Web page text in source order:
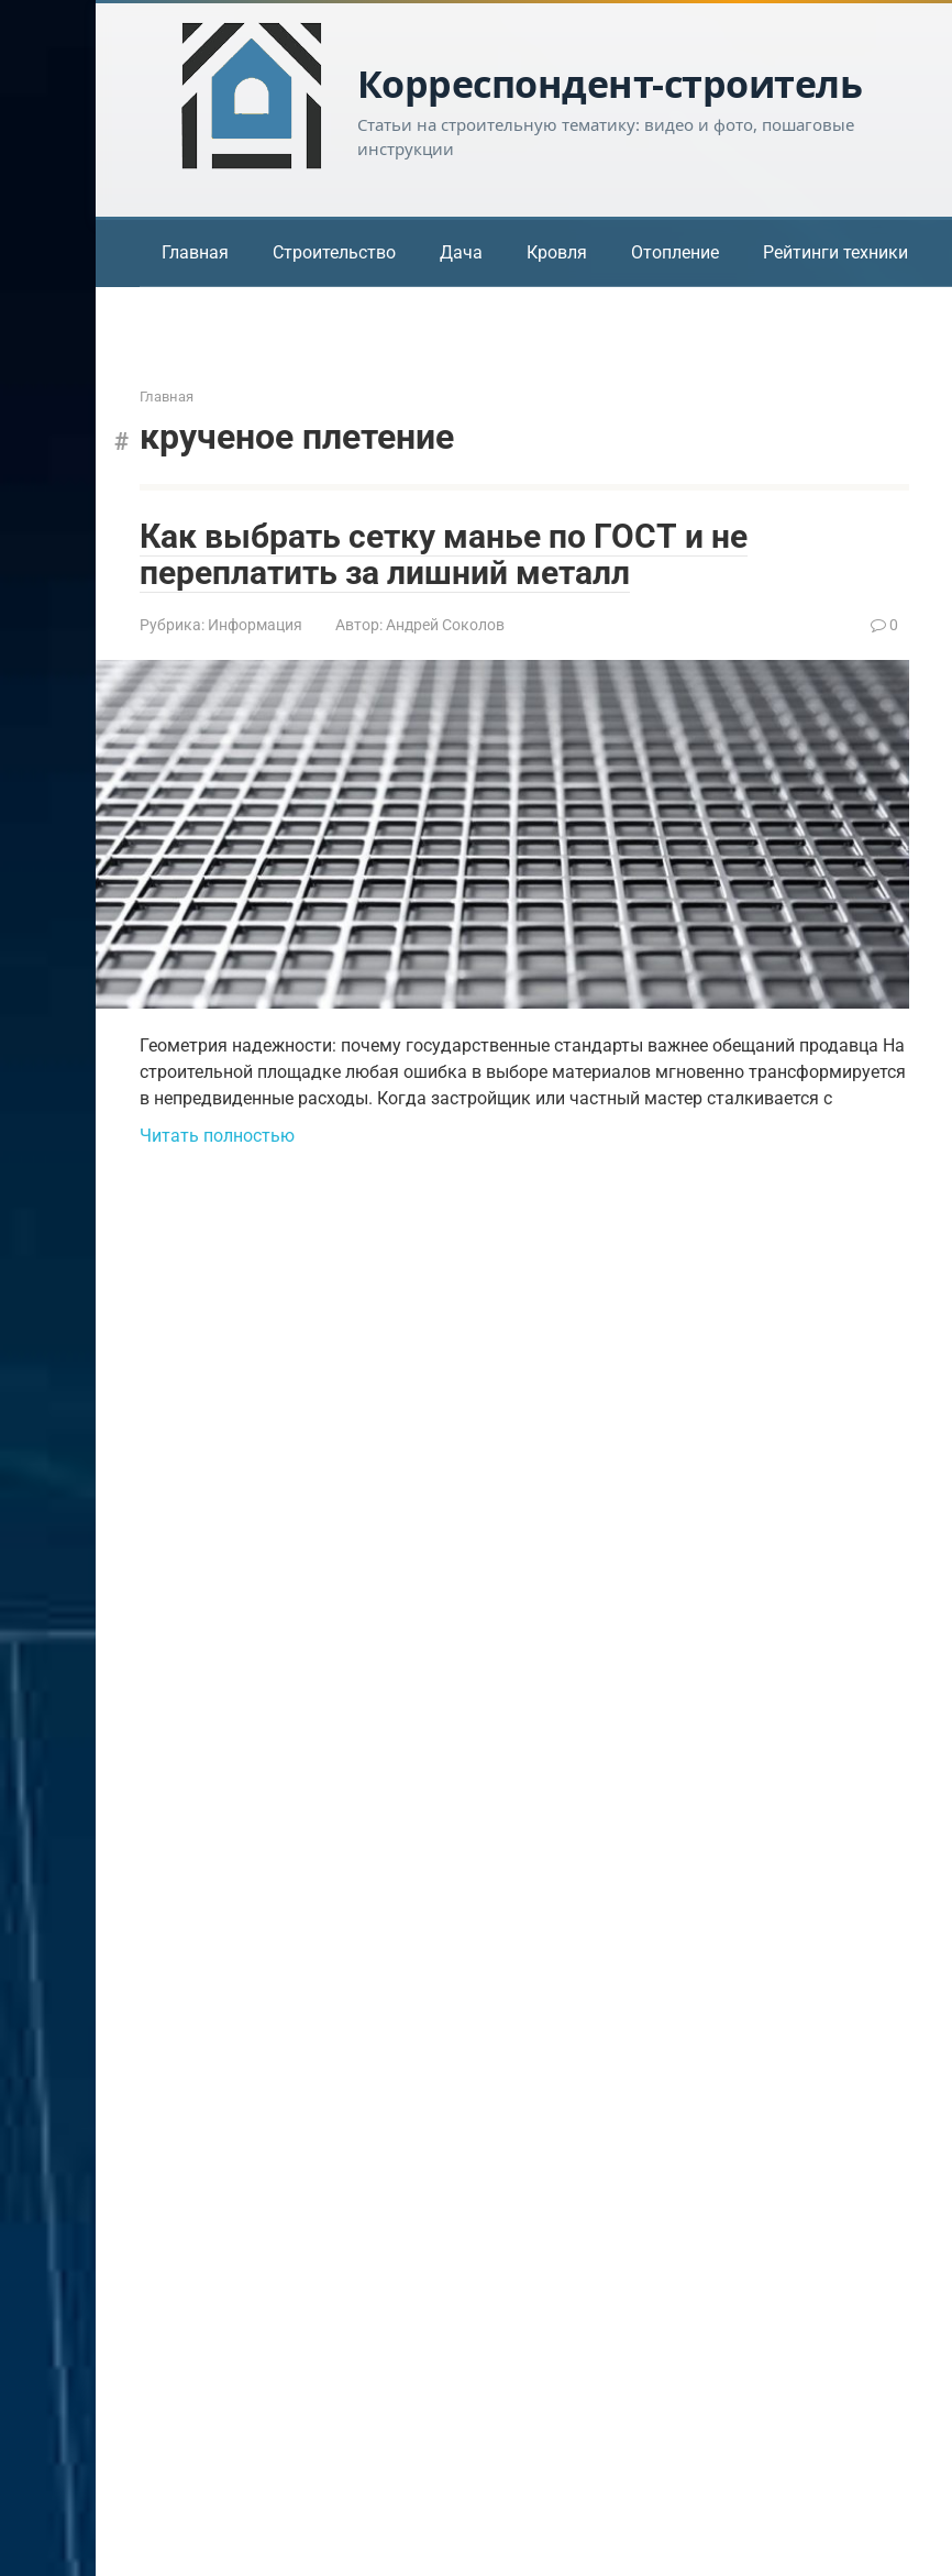
Корреспондент-строитель
Статьи на строительную тематику: видео и фото, пошаговые
инструкции
Главная Строительство Дача Кровля Отопление Рейтинги техники
Главная
крученое плетение
Как выбрать сетку манье по ГОСТ и не
переплатить за лишний металл
Рубрика: Информация Автор: Андрей Соколов 0
Геометрия надежности: почему государственные стандарты важнее обещаний продавца На
строительной площадке любая ошибка в выборе материалов мгновенно трансформируется
в непредвиденные расходы. Когда застройщик или частный мастер сталкивается с
Читать полностью